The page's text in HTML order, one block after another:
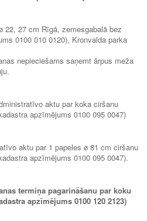
22, 27 cm Rīgā, zemesgabalā bez
0100 010 0120), Kronvalda parka
nepieciešams saņemt ārpus meža
aktu par koka ciršanu
apzīmējums 0100 095 0047)
aktu par 1 papeles ø 81 cm ciršanu
apzīmējums 0100 095 0047).
termiņa pagarināšanu par koku
apzīmējums 0100 120 2123)